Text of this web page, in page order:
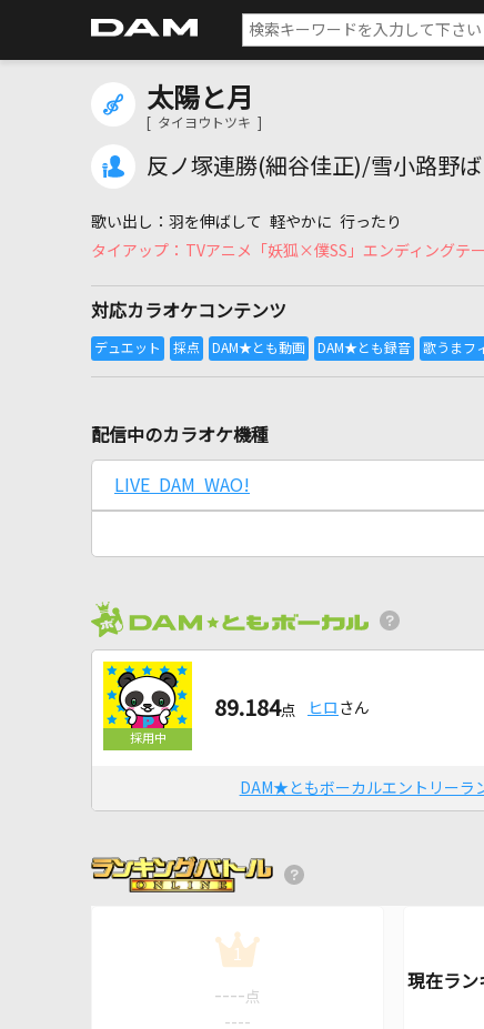
太陽と月
[ タイヨウトツキ ]
反ノ塚連勝(細谷佳正)/雪小路野
羽を伸ばして 軽やかに 行ったり
TVアニメ「妖狐×僕SS」エンディングテ
対応カラオケコンテンツ
配信中のカラオケ機種
LIVE DAM WAO!
89.184点 ヒロ さん
DAM★ともボーカルエントリーラ
1
---- 点
----